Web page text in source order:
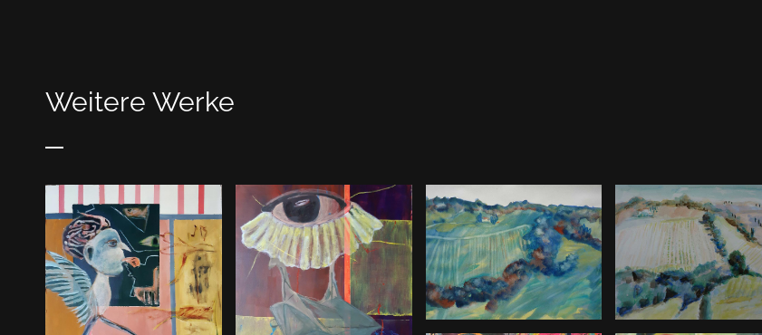
Weitere Werke
Work in
progress 2
Work in
progress 1
Weinberg 3 Weinberg 2